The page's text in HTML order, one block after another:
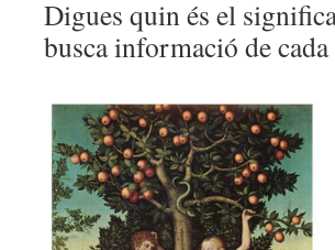
Digues quin és el
busca informació de